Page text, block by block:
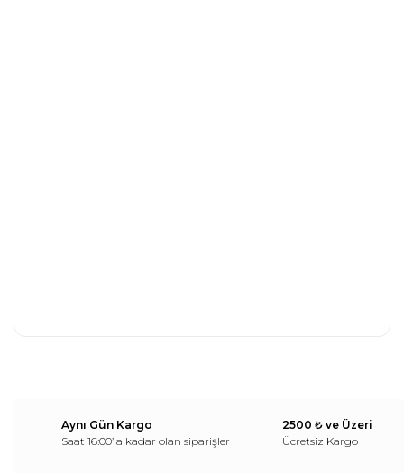
Aynı Gün Kargo
Saat 16:00’ a kadar olan siparişler
2500 ₺ ve Üzeri
Ücretsiz Kargo